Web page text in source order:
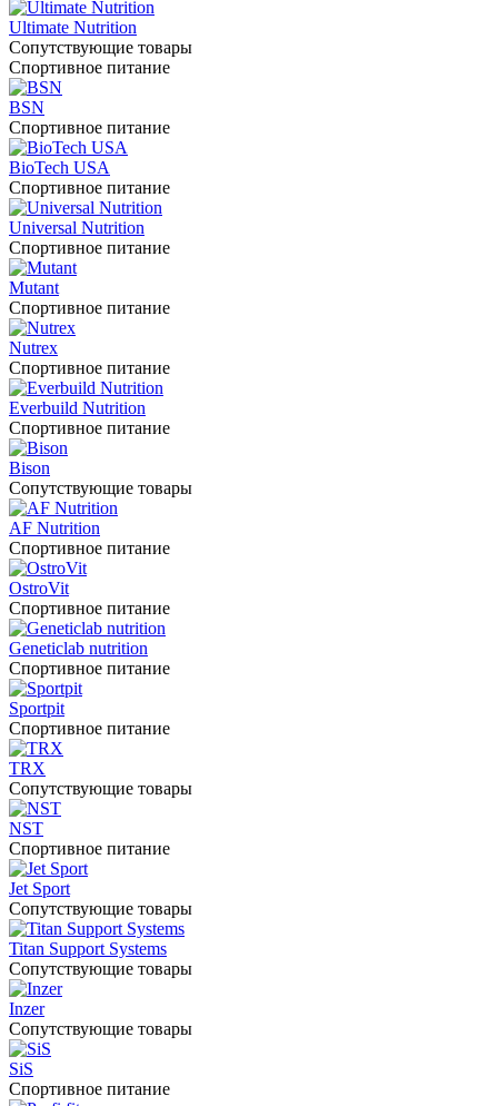
Ultimate Nutrition
Сопутствующие товары
Спортивное питание
BSN
Спортивное питание
BioTech USA
Спортивное питание
Universal Nutrition
Спортивное питание
Mutant
Спортивное питание
Nutrex
Спортивное питание
Everbuild Nutrition
Спортивное питание
Bison
Сопутствующие товары
AF Nutrition
Спортивное питание
OstroVit
Спортивное питание
Geneticlab nutrition
Спортивное питание
Sportpit
Спортивное питание
TRX
Сопутствующие товары
NST
Спортивное питание
Jet Sport
Сопутствующие товары
Titan Support Systems
Сопутствующие товары
Inzer
Сопутствующие товары
SiS
Спортивное питание